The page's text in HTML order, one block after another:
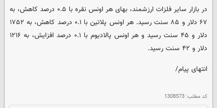
در بازار سایر فلزات ارزشمند، بهای هر اونس نقره با ۰.۵ درصد کاهش، به
۶۷ دلار و ۸۵ سنت رسید. هر اونس پلاتین با ۰.۱ درصد کاهش، به ۱۷۵۲
دلار و ۴۵ سنت رسید و هر اونس پالادیوم با ۰.۱ درصد افزایش، به ۱۲۱۶
دلار و ۴۲ سنت رسید.
انتهای پیام/
کد مطلب: 1308573